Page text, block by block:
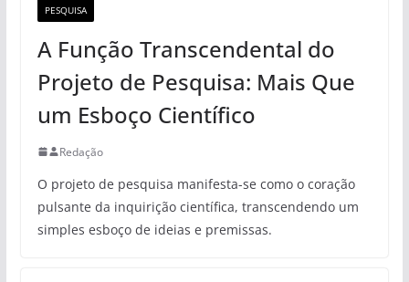
PESQUISA
A Função Transcendental do
Projeto de Pesquisa: Mais Que
um Esboço Científico
Redação
O projeto de pesquisa manifesta-se como o coração
pulsante da inquirição científica, transcendendo um
simples esboço de ideias e premissas.